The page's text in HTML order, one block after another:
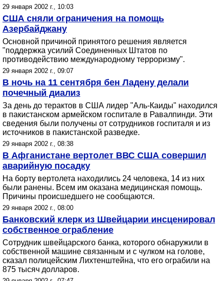
29 января 2002 г., 10:03
США сняли ограничения на помощь
Азербайджану
Основной причиной принятого решения является
"поддержка усилий Соединенных Штатов по
противодействию международному терроризму".
29 января 2002 г., 09:07
В ночь на 11 сентября бен Ладену делали
почечный диализ
За день до терактов в США лидер "Аль-Каиды" находился
в пакистанском армейском госпитале в Равалпинди. Эти
сведения были получены от сотрудников госпиталя и из
источников в пакистанской разведке.
29 января 2002 г., 08:38
В Афганистане вертолет ВВС США совершил
аварийную посадку
На борту вертолета находились 24 человека, 14 из них
были ранены. Всем им оказана медицинская помощь.
Причины происшедшего не сообщаются.
29 января 2002 г., 08:00
Бaнкoвcкий клерк из Швейцарии инсценировал
собственное ограбление
Сотрудник швейцарского банка, которого обнаружили в
собственной машине связанным и с чулком на голове,
сказал полицейским Лихтенштейна, что его ограбили на
875 тысяч долларов.